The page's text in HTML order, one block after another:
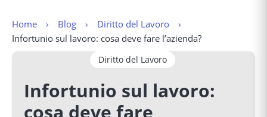
Home Blog
Diritto del Lavoro
Infortunio sul lavoro: cosa deve fare l’azienda?
Diritto del Lavoro
Infortunio sul lavoro:
cosa deve fare